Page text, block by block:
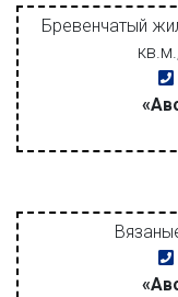
Бревенчатый